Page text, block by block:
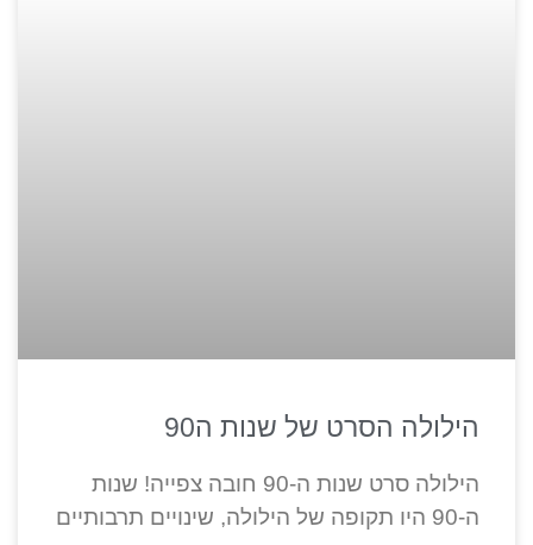
הילולה הסרט של שנות ה90
הילולה סרט שנות ה-90 חובה צפייה! שנות
ה-90 היו תקופה של הילולה, שינויים תרבותיים